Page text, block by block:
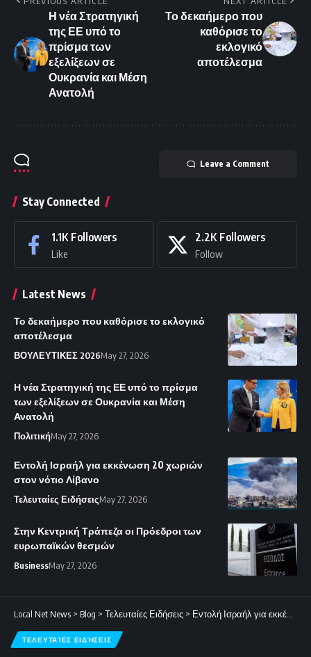
Η νέα Στρατηγική
της ΕΕ υπό το
πρίσμα των
εξελίξεων σε
Ουκρανία και Μέση
Ανατολή
Το δεκαήμερο που
καθόρισε το
εκλογικό
αποτέλεσμα
Leave a Comment
Stay Connected
1.1K Followers
Like
2.2K Followers
Follow
Latest News
Το δεκαήμερο που καθόρισε το εκλογικό
αποτέλεσμα
ΒΟΥΛΕΥΤΙΚΕΣ 2026May 27, 2026
Η νέα Στρατηγική της ΕΕ υπό το πρίσμα
των εξελίξεων σε Ουκρανία και Μέση
Ανατολή
ΠολιτικήMay 27, 2026
Εντολή Ισραήλ για εκκένωση 20 χωριών
στον νότιο Λίβανο
Τελευταίες ΕιδήσειςMay 27, 2026
Στην Κεντρική Τράπεζα οι Πρόεδροι των
ευρωπαϊκών θεσμών
BusinessMay 27, 2026
Local Net News > Blog > Τελευταίες Ειδήσεις > Εντολή Ισραήλ για εκκένωση 20 χωριών στον νότιο Λίβανο
ΤΕΛΕΥΤΑΊΕΣ ΕΙΔΉΣΕΙΣ